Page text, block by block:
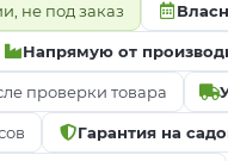
не под заказ
Напрямую от
проверки товара
Гарантия на